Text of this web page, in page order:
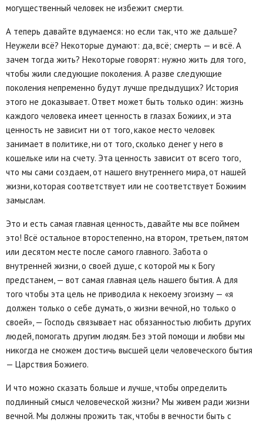
могущественный человек не избежит смерти.
А теперь давайте вдумаемся: но если так, что же дальше?
Неужели всё? Некоторые думают: да, всё; смерть — и всё. А
зачем тогда жить? Некоторые говорят: нужно жить для того,
чтобы жили следующие поколения. А разве следующие
поколения непременно будут лучше предыдущих? История
этого не доказывает. Ответ может быть только один: жизнь
каждого человека имеет ценность в глазах Божиих, и эта
ценность не зависит ни от того, какое место человек
занимает в политике, ни от того, сколько денег у него в
кошельке или на счету. Эта ценность зависит от всего того,
что мы сами создаем, от нашего внутреннего мира, от нашей
жизни, которая соответствует или не соответствует Божиим
замыслам.
Это и есть самая главная ценность, давайте мы все поймем
это! Всё остальное второстепенно, на втором, третьем, пятом
или десятом месте после самого главного. Забота о
внутренней жизни, о своей душе, с которой мы к Богу
предстанем, — вот самая главная цель нашего бытия. А для
того чтобы эта цель не приводила к некоему эгоизму — «я
должен только о себе думать, о жизни вечной, но только о
своей», — Господь связывает нас обязанностью любить других
людей, помогать другим людям. Без этой помощи и любви мы
никогда не сможем достичь высшей цели человеческого бытия
— Царствия Божиего.
И что можно сказать больше и лучше, чтобы определить
подлинный смысл человеческой жизни? Мы живем ради жизни
вечной. Мы должны прожить так, чтобы в вечности быть с